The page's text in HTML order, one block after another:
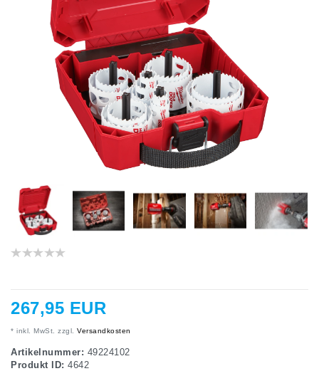
267,95 EUR
* inkl. MwSt. zzgl. Versandkosten
Artikelnummer: 49224102
Produkt ID: 4642